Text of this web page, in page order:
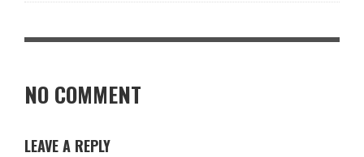
NO COMMENT
LEAVE A REPLY